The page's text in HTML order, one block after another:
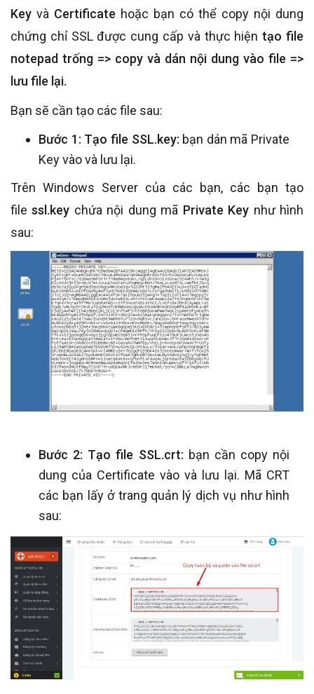
Key và Certificate hoặc bạn có thể copy nội dung
chứng chỉ SSL được cung cấp và thực hiện tạo file
notepad trống => copy và dán nội dung vào file =>
lưu file lại.
Bạn sẽ cần tạo các file sau:
Bước 1: Tạo file SSL.key: bạn dán mã Private
Key vào và lưu lại.
Trên Windows Server của các bạn, các bạn tạo
filessl.key chứa nội dung mã Private Key như hình
sau:
Bước 2: Tạo file SSL.crt: bạn cần copy nội
dung của Certificate vào và lưu lại. Mã CRT
các bạn lấy ở trang quản lý dịch vụ như hình
sau: